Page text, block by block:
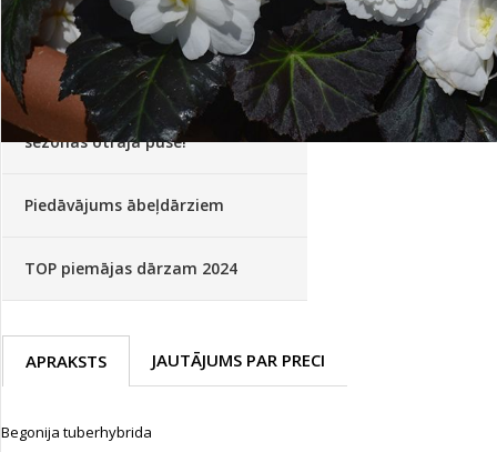
Palīglīdzekļi augu audzēšanai(72)
Klientu Diena
Novatec - izcils mēslošanai arī
sezonas otrajā pusē!
Piedāvājums ābeļdārziem
TOP piemājas dārzam 2024
APRAKSTS JAUTĀJUMS PAR PRECI
Begonija tuberhybrida